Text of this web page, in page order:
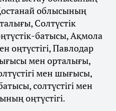
облысының
Солтүстік
батысы, Ақмола
оңтүстігі, Павлодар
мен орталығы,
мен шығысы,
солтүстігі мен
оңтүстігі.